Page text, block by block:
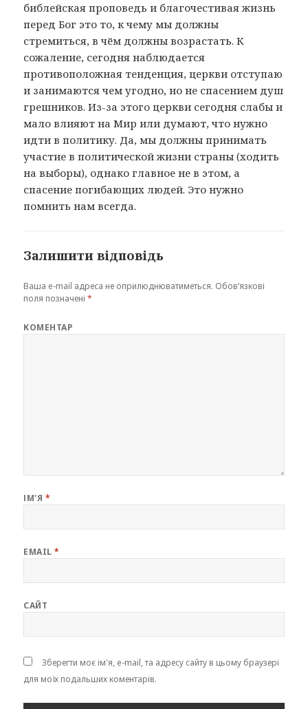
библейская проповедь и благочестивая жизнь
перед Бог это то, к чему мы должны
стремиться, в чём должны возрастать. К
сожаление, сегодня наблюдается
противоположная тенденция, церкви отступаю
и занимаются чем угодно, но не спасением душ
грешников. Из-за этого церкви сегодня слабы и
мало влияют на Мир или думают, что нужно
идти в политику. Да, мы должны принимать
участие в политической жизни страны (ходить
на выборы), однако главное не в этом, а
спасение погибающих людей. Это нужно
помнить нам всегда.
Залишити відповідь
Ваша e-mail адреса не оприлюднюватиметься. Обов’язкові
поля позначені*
КОМЕНТАР
ІМ'Я *
EMAIL*
САЙТ
Зберегти моє ім'я, e-mail, та адресу сайту в цьому браузері
для моїх подальших коментарів.